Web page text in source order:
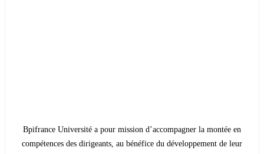
Bpifrance Université a pour mission d’accompagner la montée en
compétences des dirigeants, au bénéfice du développement de leur